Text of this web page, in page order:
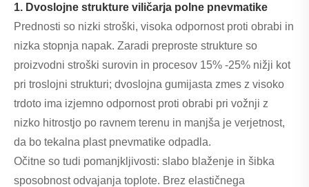
1. Dvoslojne strukture viličarja polne pnevmatike
Prednosti so nizki stroški, visoka odpornost proti obrabi in
nizka stopnja napak. Zaradi preproste strukture so
proizvodni stroški surovin in procesov 15% -25% nižji kot
pri troslojni strukturi; dvoslojna gumijasta zmes z visoko
trdoto ima izjemno odpornost proti obrabi pri vožnji z
nizko hitrostjo po ravnem terenu in manjša je verjetnost,
da bo tekalna plast pnevmatike odpadla.
Očitne so tudi pomanjkljivosti: slabo blaženje in šibka
sposobnost odvajanja toplote. Brez elastičnega